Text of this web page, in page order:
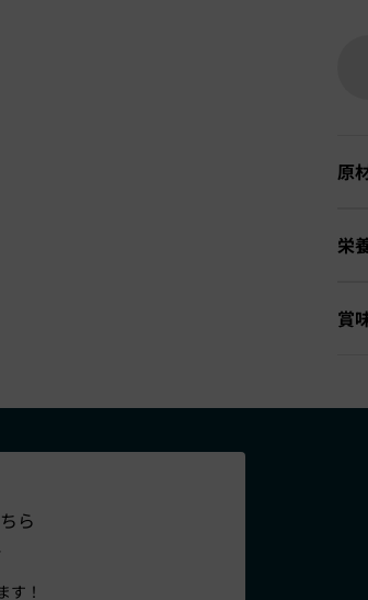
原
栄
賞
ら
す！